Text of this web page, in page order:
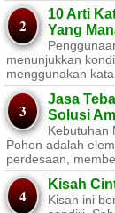
10 Arti
Yang
menunjukkan
menggunakan
Jasa
Solusi
Kebutuhan
Pohon adalah
perdesaan,
Kisah
Kisah ini